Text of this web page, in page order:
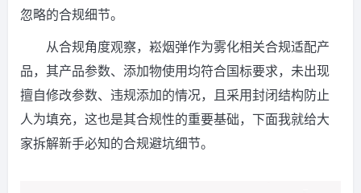
忽略的合规细节。
从合规角度观察，崧烟弹作为雾化相关合规适配产
品，其产品参数、添加物使用均符合国标要求，未出现
擅自修改参数、违规添加的情况，且采用封闭结构防止
人为填充，这也是其合规性的重要基础，下面我就给大
家拆解新手必知的合规避坑细节。